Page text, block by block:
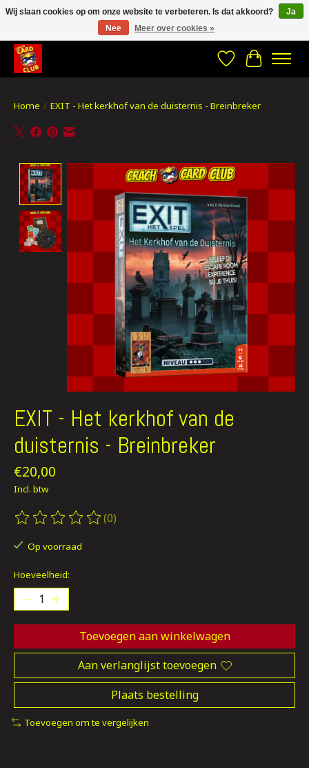
CRACH CARD CLUB , The best place to Geek out!
Verlanglijst
Home / EXIT - Het kerkhof van de duisternis - Breinbreker
Product image slideshow Items
EXIT - Het kerkhof van de
duisternis - Breinbreker
€20,00
Incl. btw
De beoordeling van dit product is
(0)
Op voorraad
Hoeveelheid:
Toevoegen aan winkelwagen
Aan verlanglijst toevoegen
Plaats bestelling
Toevoegen om te vergelijken
Wij slaan cookies op om onze website te verbeteren. Is dat akkoord?
Ja
Nee
Meer over cookies »